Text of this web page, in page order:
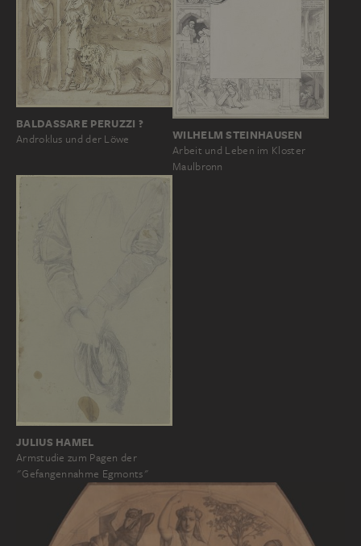
BALDASSARE PERUZZI ?
Androklus und der Löwe WILHELM STEINHAUSEN
Arbeit und Leben im Kloster
Maulbronn
JULIUS HAMEL
Armstudie zum Pagen der
"Gefangennahme Egmonts"